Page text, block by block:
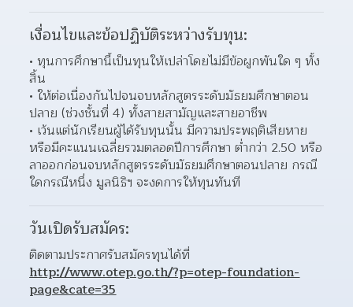
เงื่อนไขและข้อปฏิบัติระหว่างรับทุน:
ทุนการศึกษานี้เป็นทุนให้เปล่าโดยไม่มีข้อผูกพันใด ๆ ทั้ง
สิ้น
ให้ต่อเนื่องกันไปจนจบหลักสูตรระดับมัธยมศึกษาตอน
ปลาย (ช่วงชั้นที่ 4) ทั้งสายสามัญและสายอาชีพ
เว้นแต่นักเรียนผู้ได้รับทุนนั้น มีความประพฤติเสียหาย
หรือมีคะแนนเฉลี่ยรวมตลอดปีการศึกษา ต่ำกว่า 2.50 หรือ
ลาออกก่อนจบหลักสูตรระดับมัธยมศึกษาตอนปลาย กรณี
ใดกรณีหนึ่ง มูลนิธิฯ จะงดการให้ทุนทันที
วันเปิดรับสมัคร:
http://www.otep.go.th/?p=otep-foundation-
page&cate=35